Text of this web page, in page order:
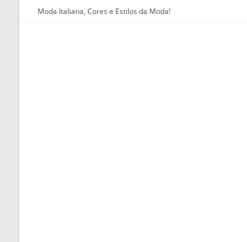
Moda Italiana, Cores e Estilos da Moda!